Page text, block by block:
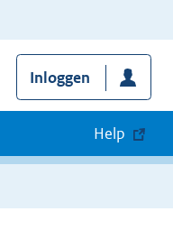
Inloggen
Help